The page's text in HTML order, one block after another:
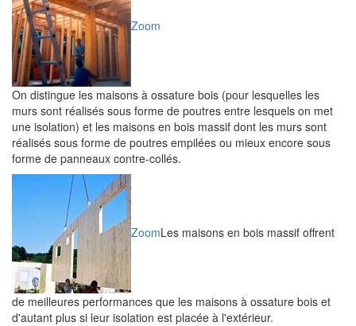
Zoom
On distingue les maisons à ossature bois (pour lesquelles les
murs sont réalisés sous forme de poutres entre lesquels on met
une isolation) et les maisons en bois massif dont les murs sont
réalisés sous forme de poutres empilées ou mieux encore sous
forme de panneaux contre-collés.
ZoomLes maisons en bois massif offrent
de meilleures performances que les maisons à ossature bois et
d'autant plus si leur isolation est placée à l'extérieur.